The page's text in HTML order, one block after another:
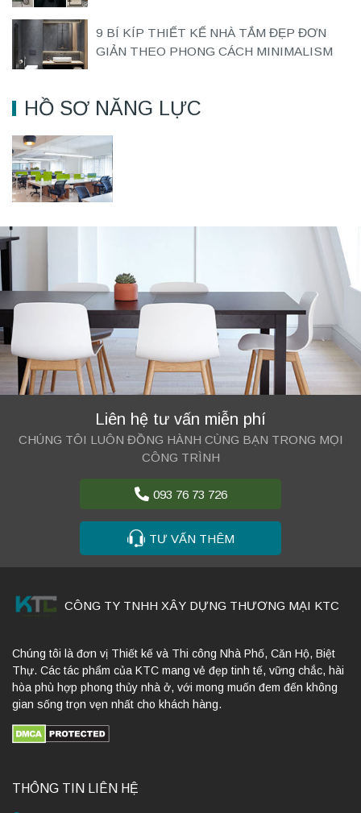
9 BÍ KÍP THIẾT KẾ NHÀ TẮM ĐẸP ĐƠN
GIẢN THEO PHONG CÁCH MINIMALISM
HỒ SƠ NĂNG LỰC
Liên hệ tư vấn miễn phí
CHÚNG TÔI LUÔN ĐỒNG HÀNH CÙNG BẠN TRONG MỌI
CÔNG TRÌNH
093 76 73 726
TƯ VẤN THÊM
CÔNG TY TNHH XÂY DỰNG THƯƠNG MẠI KTC
Chúng tôi là đơn vị Thiết kế và Thi công Nhà Phố, Căn Hộ, Biệt
Thự. Các tác phẩm của KTC mang vẻ đẹp tinh tế, vững chắc, hài
hòa phù hợp phong thủy nhà ở, với mong muốn đem đến không
gian sống trọn vẹn nhất cho khách hàng.
THÔNG TIN LIÊN HỆ